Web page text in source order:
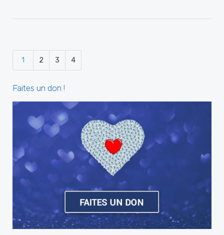
1 2 3 4
Faites un don !